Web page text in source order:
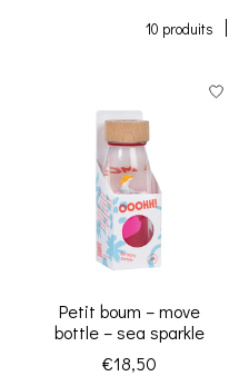
10 produits
Petit boum – move
bottle – sea sparkle
€18,50